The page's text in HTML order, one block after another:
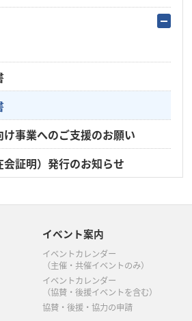
事業へのご支援のお願い
証明）発行のお知らせ
イベント案内
イベントカレンダー
（主催・共催イベントのみ）
イベントカレンダー
（協賛・後援イベントを含む）
協賛・後援・協力の申請